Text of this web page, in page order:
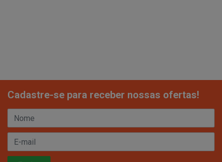
Cadastre-se para receber nossas ofertas!